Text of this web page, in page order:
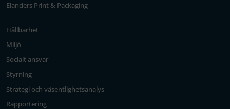
Elanders Print & Packaging
Hållbarhet
Miljö
Socialt ansvar
Styrning
Strategi och väsentlighetsanalys
Rapportering